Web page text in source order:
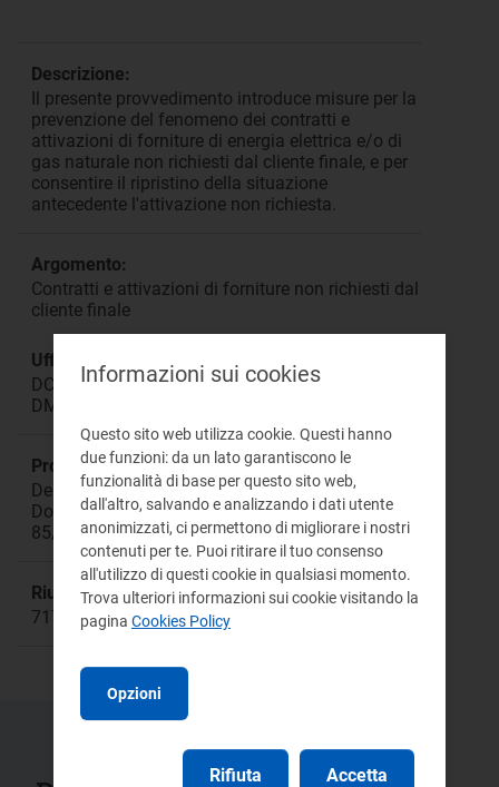
Descrizione:
Il presente provvedimento introduce misure per la
prevenzione del fenomeno dei contratti e
attivazioni di forniture di energia elettrica e/o di
gas naturale non richiesti dal cliente finale, e per
consentire il ripristino della situazione
antecedente l'attivazione non richiesta.
Argomento:
Contratti e attivazioni di forniture non richiesti dal
cliente finale
Ufficio responsabile:
DCOU Direzione Consumatori e Utenti
DMEG Direzione Mercati
Procedimento:
Deliberazioni: VIS 76/11; ARG/com 185/11
Documenti per la consultazione: DCO 46/11;
85/2012/R/com
Riunione:
717
Informazioni sui cookies
Questo sito web utilizza cookie. Questi hanno
due funzioni: da un lato garantiscono le
funzionalità di base per questo sito web,
dall'altro, salvando e analizzando i dati utente
anonimizzati, ci permettono di migliorare i nostri
contenuti per te. Puoi ritirare il tuo consenso
all'utilizzo di questi cookie in qualsiasi momento.
Trova ulteriori informazioni sui cookie visitando la
pagina Cookies Policy
Opzioni
Rifiuta Accetta